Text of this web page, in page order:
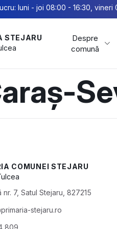
luni - joi 08:00 - 16:30, vineri
STEJARU
Despre
comună
COMUNEI STEJARU
nr. 7, Satul Stejaru, 827215
stejaru.ro
809